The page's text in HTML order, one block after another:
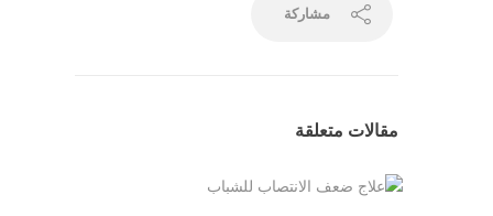
مشاركة
مقالات متعلقة